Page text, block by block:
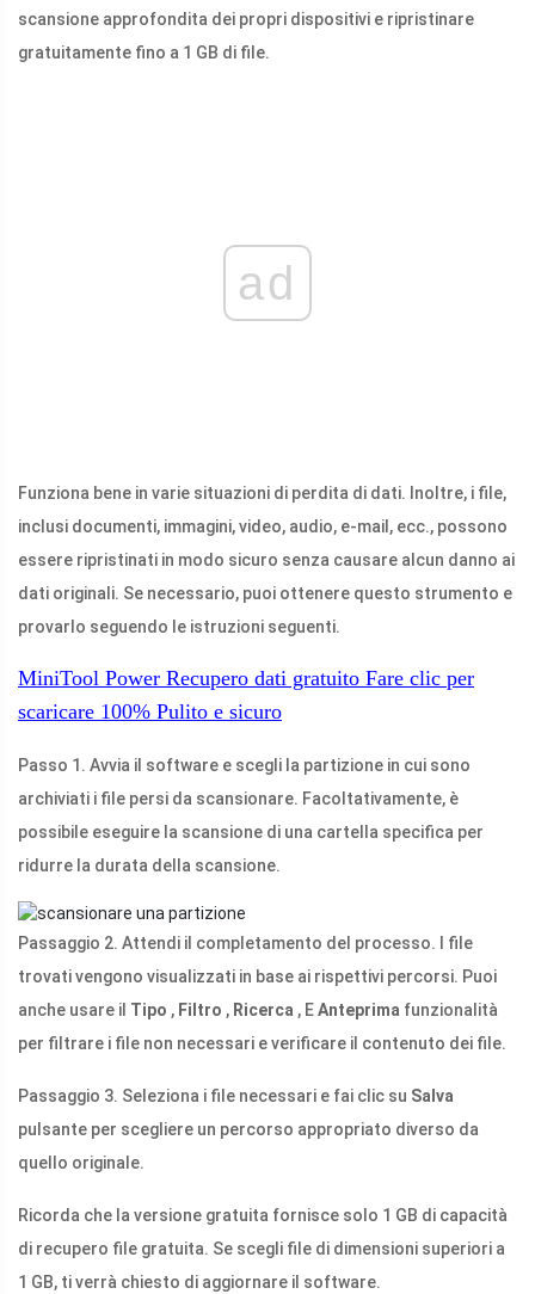
scansione approfondita dei propri dispositivi e ripristinare
gratuitamente fino a 1 GB di file.
ad
Funziona bene in varie situazioni di perdita di dati. Inoltre, i file,
inclusi documenti, immagini, video, audio, e-mail, ecc., possono
essere ripristinati in modo sicuro senza causare alcun danno ai
dati originali. Se necessario, puoi ottenere questo strumento e
provarlo seguendo le istruzioni seguenti.
MiniTool Power Recupero dati gratuito Fare clic per
scaricare 100% Pulito e sicuro
Passo 1. Avvia il software e scegli la partizione in cui sono
archiviati i file persi da scansionare. Facoltativamente, è
possibile eseguire la scansione di una cartella specifica per
ridurre la durata della scansione.
Passaggio 2. Attendi il completamento del processo. I file
trovati vengono visualizzati in base ai rispettivi percorsi. Puoi
anche usare il Tipo , Filtro , Ricerca , EAnteprima funzionalità
per filtrare i file non necessari e verificare il contenuto dei file.
Passaggio 3. Seleziona i file necessari e fai clic su Salva
pulsante per scegliere un percorso appropriato diverso da
quello originale.
Ricorda che la versione gratuita fornisce solo 1 GB di capacità
di recupero file gratuita. Se scegli file di dimensioni superiori a
1 GB, ti verrà chiesto di aggiornare il software.